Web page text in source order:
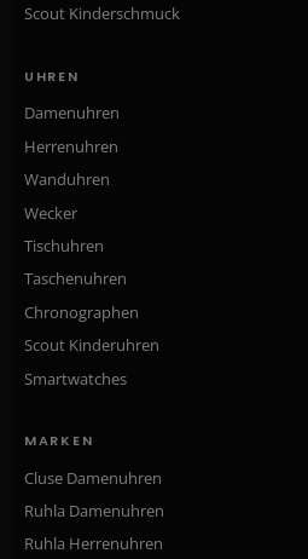
Scout Kinderschmuck
UHREN
Damenuhren
Herrenuhren
Wanduhren
Wecker
Tischuhren
Taschenuhren
Chronographen
Scout Kinderuhren
Smartwatches
MARKEN
Cluse Damenuhren
Ruhla Damenuhren
Ruhla Herrenuhren